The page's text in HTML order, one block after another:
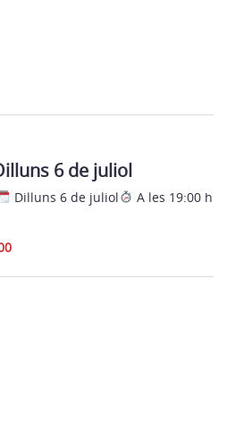
6 de juliol
Dilluns 6 de juliol
A les 19:00 h